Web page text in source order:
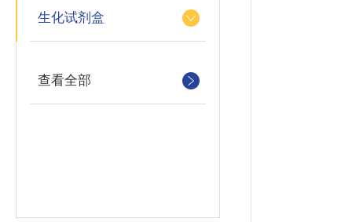
生化试剂盒
查看全部